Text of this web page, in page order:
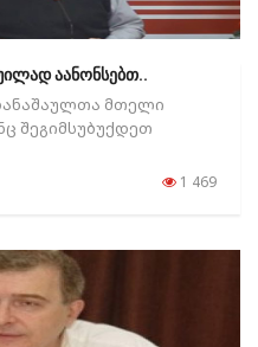
აანონსებთ..
მთელი
შეგიმსუბუქდეთ
1 469